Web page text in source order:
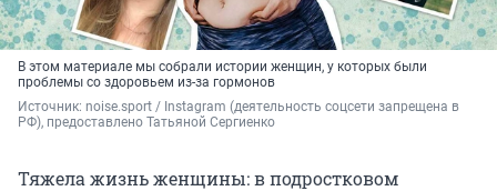
В этом материале мы собрали истории женщин, у которых были
проблемы со здоровьем из-за гормонов
Источник: noise.sport / Instagram (деятельность соцсети запрещена в
РФ), предоставлено Татьяной Сергиенко
Тяжела жизнь женщины: в подростковом